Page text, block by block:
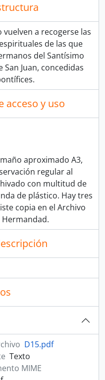
vuelven a recogerse las
de las que
del Santísimo
San Juan, concedidas
acceso y uso
aproximado A3,
regular al
con multitud de
de plástico. Hay tres
copia en el Archivo
D15.pdf
Texto
MIME